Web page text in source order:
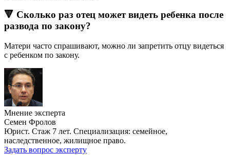
🔻 Сколько раз отец может видеть ребенка после
развода по закону?
Матери часто спрашивают, можно ли запретить отцу видеться
с ребенком по закону.
Мнение эксперта
Семен Фролов
Юрист. Стаж 7 лет. Специализация: семейное,
наследственное, жилищное право.
Задать вопрос эксперту